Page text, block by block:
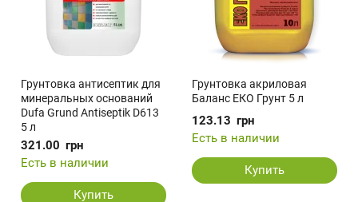
Грунтовка антисептик для
минеральных оснований
Dufa Grund Antiseptik D613
5 л
321.00 грн
Есть в наличии
Купить
Грунтовка акриловая
Баланс ЕКО Грунт 5 л
123.13 грн
Есть в наличии
Купить